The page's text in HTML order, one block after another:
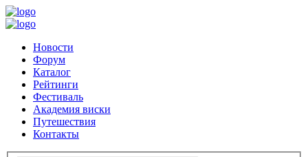
Новости
Форум
Каталог
Рейтинги
Фестиваль
Академия виски
Путешествия
Контакты